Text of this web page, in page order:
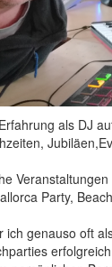
als DJ
Party,
ich genauso oft